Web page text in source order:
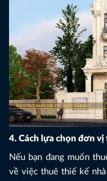
4. Cách lựa chọn đơn
Nếu bạn đang muốn
về việc thuê thiế kế